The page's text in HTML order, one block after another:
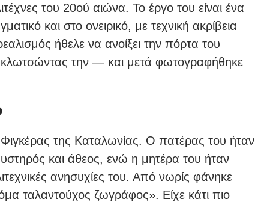
του 20ού αιώνα. Το έργο του είναι ένα
και στο ονειρικό, με τεχνική ακρίβεια
ήθελε να ανοίξει την πόρτα του
κλωτσώντας την — και μετά φωτογραφήθηκε
της Καταλωνίας. Ο πατέρας του ήταν
και άθεος, ενώ η μητέρα του ήταν
ανησυχίες του. Από νωρίς φάνηκε
ταλαντούχος ζωγράφος». Είχε κάτι πιο